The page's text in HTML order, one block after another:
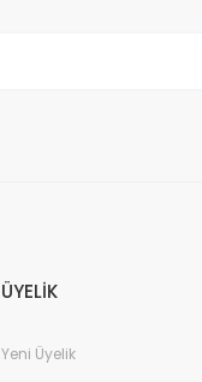
ÜYELİK
Yeni Üyelik